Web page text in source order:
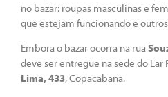
no bazar: roupas masculinas e
que estejam funcionando e
Embora o bazar ocorra na rua
deve ser entregue na sede do Lar
Lima, 433, Copacabana.